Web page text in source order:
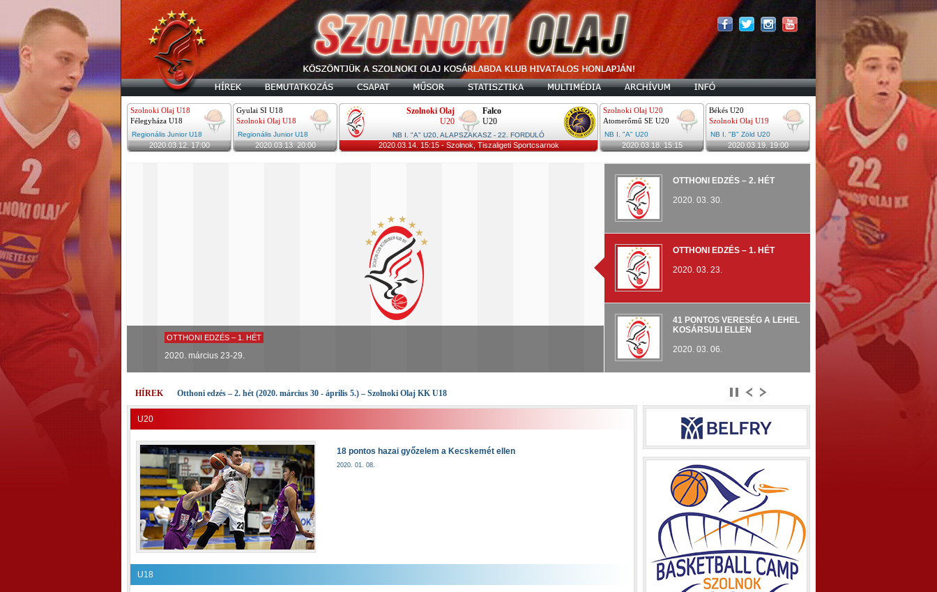
Szolnoki Olaj U18
Félegyháza U18
Regionális Junior U18
2020.03.12. 17:00
Gyulai SI U18
Szolnoki Olaj U18
Regionális Junior U18
2020.03.13. 20:00
Falco
U20
Szolnoki Olaj
U20
NB I. "A" U20, ALAPSZAKASZ - 22. FORDULÓ
2020.03.14. 15:15 - Szolnok, Tiszaligeti Sportcsarnok
Szolnoki Olaj U20
Atomerőmű SE U20
NB I. "A" U20
2020.03.18. 15:15
Békés U20
Szolnoki Olaj U19
NB I. "B" Zöld U20
2020.03.19. 19:00
OTTHONI EDZÉS – 1. HÉT
2020. március 23-29.
41 PONTOS VERESÉG A LEHEL KOSÁRSULI ELLEN
OTTHONI EDZÉS – 2. HÉT
2020. 03. 30.
OTTHONI EDZÉS – 1. HÉT
2020. 03. 23.
41 PONTOS VERESÉG A LEHEL
KOSÁRSULI ELLEN
2020. 03. 06.
HÍREK Otthoni edzés – 2. hét (2020. március 30 - április 5.) – Szolnoki Olaj KK U18
U20
18 pontos hazai győzelem a Kecskemét ellen
2020. 01. 08.
U18